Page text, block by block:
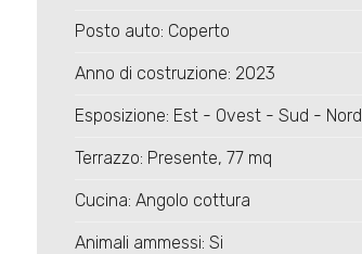
Posto auto: Coperto
Anno di costruzione: 2023
Esposizione: Est - Ovest - Sud - Nord
Terrazzo: Presente, 77 mq
Cucina: Angolo cottura
Animali ammessi: Si